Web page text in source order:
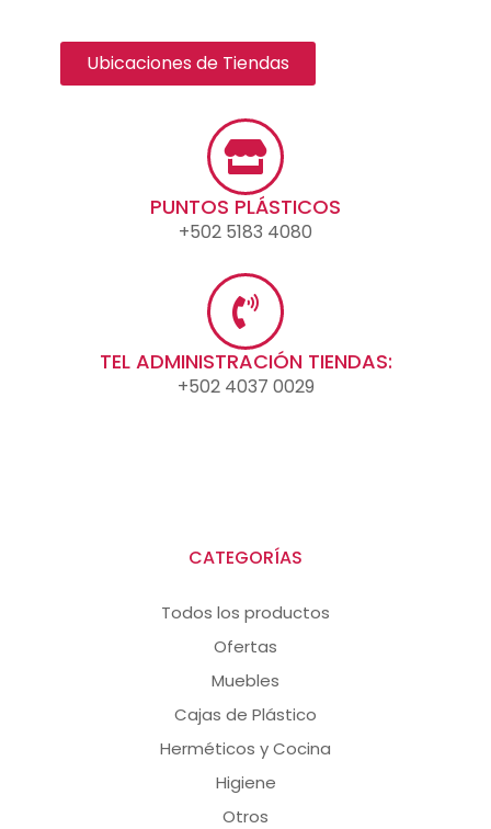
Ubicaciones de Tiendas
PUNTOS PLÁSTICOS
+502 5183 4080
TEL ADMINISTRACIÓN TIENDAS:
+502 4037 0029
CATEGORÍAS
Todos los productos
Ofertas
Muebles
Cajas de Plástico
Herméticos y Cocina
Higiene
Otros